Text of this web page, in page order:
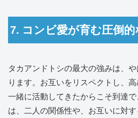
7. コンビ愛が育む圧倒
タカアンドトシの最大の強みは、
ります。お互いをリスペクトし、
一緒に活動してきたからこそ到達
は、二人の関係性や、お互いに対